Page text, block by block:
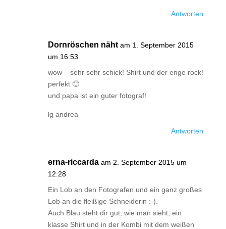
Antworten
Dornröschen näht am 1. September 2015
um 16:53
wow – sehr sehr schick! Shirt und der enge rock!
perfekt 🙂
und papa ist ein guter fotograf!
lg andrea
Antworten
erna-riccarda am 2. September 2015 um
12:28
Ein Lob an den Fotografen und ein ganz großes
Lob an die fleißige Schneiderin :-).
Auch Blau steht dir gut, wie man sieht, ein
klasse Shirt und in der Kombi mit dem weißen